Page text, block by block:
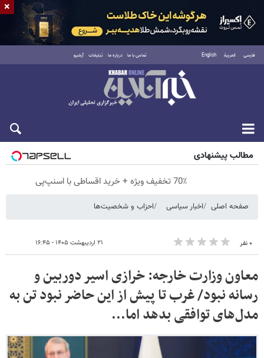
فارسی العربية English تماس با ما درباره ما تبلیغات آرشیو
پنجشنبه ۱۵ مرداد ۱۴۰۵
مطالب پیشنهادی
70٪ تخفیف ویژه + خرید اقساطی با اسنپ‌پی
صفحه اصلی اخبار سیاسی احزاب و شخصیت‌ها
۰ نفر ۲۱ اردیبهشت ۱۴۰۵ - ۱۶:۴۵
معاون وزارت خارجه: خرازی اسیر دوربین و
رسانه نبود/ غرب تا پیش از این حاضر نبود تن به
مدل‌های توافقی بدهد اما...
×